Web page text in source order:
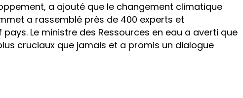
a ajouté que le changement climatique
a rassemblé près de 400 experts et
Le ministre des Ressources en eau a averti que
cruciaux que jamais et a promis un dialogue